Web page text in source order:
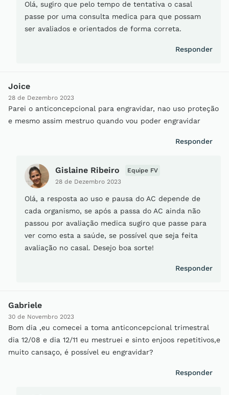
Olá, sugiro que pelo tempo de tentativa o casal
passe por uma consulta medica para que possam
ser avaliados e orientados de forma correta.
Responder
Joice
28 de Dezembro 2023
Parei o anticoncepcional para engravidar, nao uso proteção
e mesmo assim mestruo quando vou poder engravidar
Responder
Gislaine Ribeiro
28 de Dezembro 2023
Equipe FV
Olá, a resposta ao uso e pausa do AC depende de
cada organismo, se após a passa do AC ainda não
passou por avaliação medica sugiro que passe para
ver como esta a saúde, se possível que seja feita
avaliação no casal. Desejo boa sorte!
Responder
Gabriele
30 de Novembro 2023
Bom dia ,eu comecei a toma anticoncepcional trimestral
dia 12/08 e dia 12/11 eu mestruei e sinto enjoos repetitivos,e
muito cansaço, é possível eu engravidar?
Responder